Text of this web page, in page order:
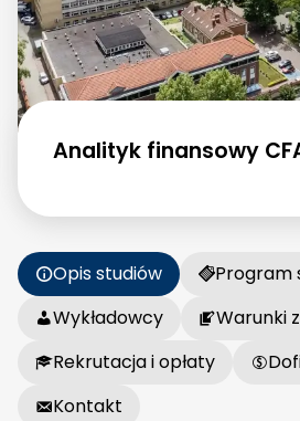
Analityk finansowy
Opis studiów
Program
Wykładowcy
Warunki
Rekrutacja i opłaty
Kontakt